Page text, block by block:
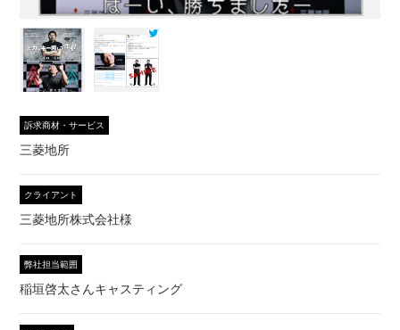
訴求商材・サービス
三菱地所
クライアント
三菱地所株式会社様
弊社担当範囲
稲垣啓太さんキャスティング